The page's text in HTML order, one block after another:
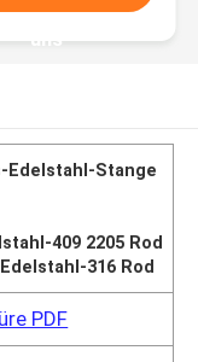
uns
Edelstahl-Stange
409 2205 Rod
316 Rod
PDF